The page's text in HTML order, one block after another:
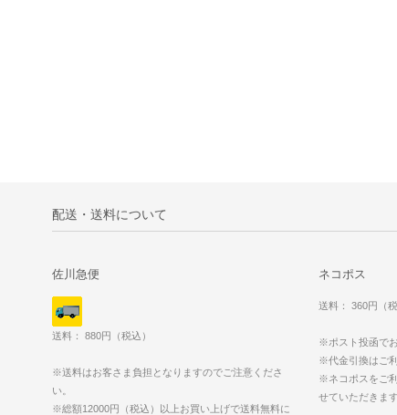
配送・送料について
佐川急便
送料： 880円（税込）
※送料はお客さま負担となりますのでご注意くださ
い。
※総額12000円（税込）以上お買い上げで送料無料に
ネコポス
送料： 360円（税
※ポスト投函でお
※代金引換はご
※ネコポスをご
せていただきま